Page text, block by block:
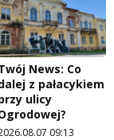
News: Co
z pałacykiem
ulicy
09:13